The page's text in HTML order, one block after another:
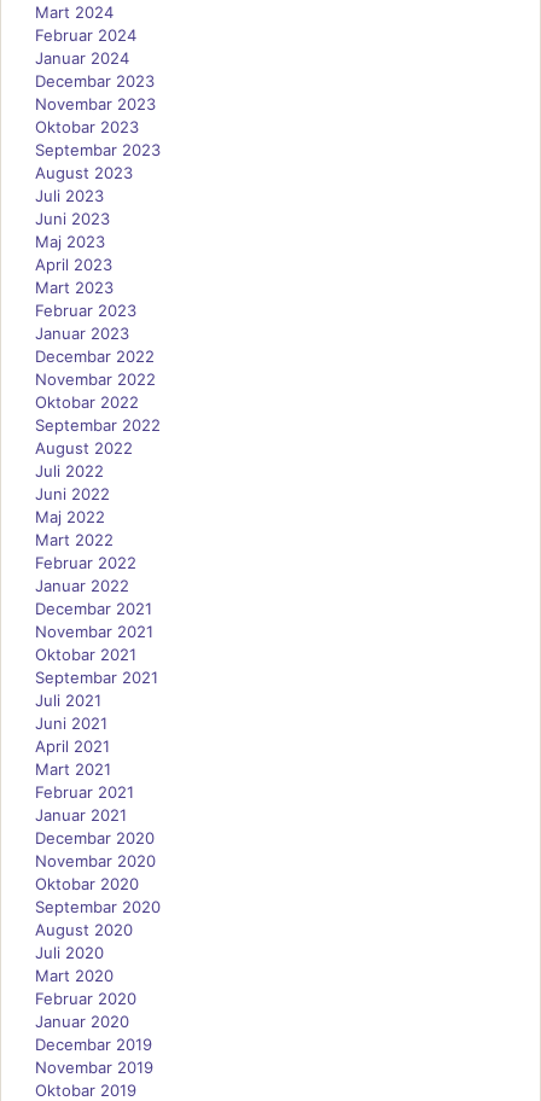
Mart 2024
Februar 2024
Januar 2024
Decembar 2023
Novembar 2023
Oktobar 2023
Septembar 2023
August 2023
Juli 2023
Juni 2023
Maj 2023
April 2023
Mart 2023
Februar 2023
Januar 2023
Decembar 2022
Novembar 2022
Oktobar 2022
Septembar 2022
August 2022
Juli 2022
Juni 2022
Maj 2022
Mart 2022
Februar 2022
Januar 2022
Decembar 2021
Novembar 2021
Oktobar 2021
Septembar 2021
Juli 2021
Juni 2021
April 2021
Mart 2021
Februar 2021
Januar 2021
Decembar 2020
Novembar 2020
Oktobar 2020
Septembar 2020
August 2020
Juli 2020
Mart 2020
Februar 2020
Januar 2020
Decembar 2019
Novembar 2019
Oktobar 2019